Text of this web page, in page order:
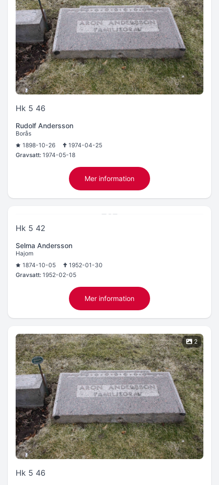
Hk 5 46
Rudolf Andersson
Borås
1898-10-26
1974-04-25
Gravsatt: 1974-05-18
Mer information
Hk 5 42
Selma Andersson
Hajom
1874-10-05
1952-01-30
Gravsatt: 1952-02-05
Mer information
2
Hk 5 46